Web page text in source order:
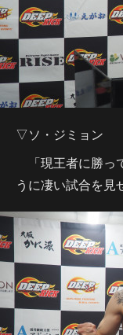
▽ソ・ジミョン
「現王者に勝っ
うに凄い試合を見